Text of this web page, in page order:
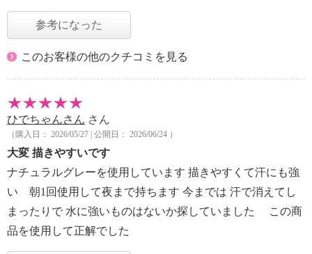
参考になった
このお客様の他のクチコミを見る
ひでちゃんさん さん
（購入日： 2026/05/27 | 公開日： 2026/06/24 ）
大変 描きやすいです
ナチュラルグレーを使用しています 描きやすくて汗にも強
い 朝1回使用して夜まで持ちます 今までは 汗で消えてし
まったりで 水に強いものはないか探していました この商
品を使用して正解でした